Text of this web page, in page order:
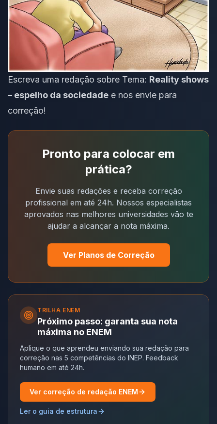
Escreva uma redação sobre Tema: Reality shows
– espelho da sociedade e nos envie para
correção!
Pronto para colocar em
prática?
Envie suas redações e receba correção
profissional em até 24h. Nossos especialistas
aprovados nas melhores universidades vão te
ajudar a alcançar a nota máxima.
Ver Planos de Correção
TRILHA ENEM
Próximo passo: garanta sua nota
máxima no ENEM
Aplique o que aprendeu enviando sua redação para
correção nas 5 competências do INEP. Feedback
humano em até 24h.
Ver correção de redação ENEM
Ler o guia de estrutura